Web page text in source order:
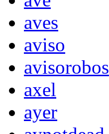
aves
aviso
avisorobos
axel
ayer